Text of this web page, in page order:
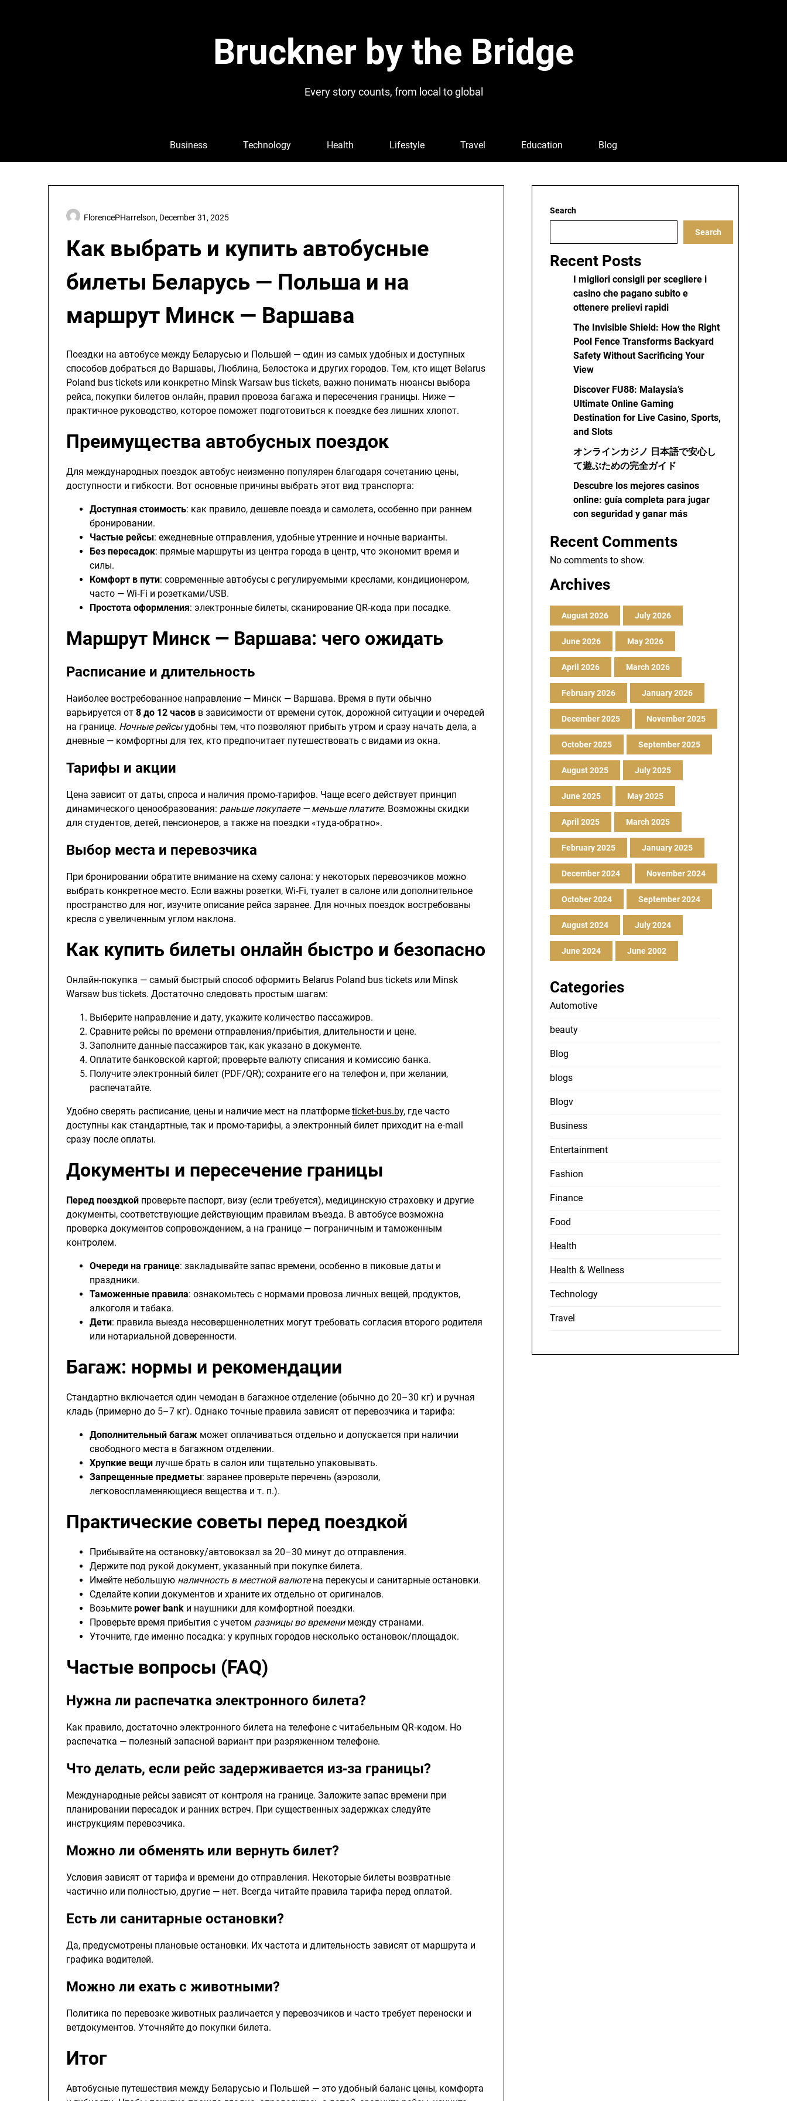
Bruckner by the Bridge
Every story counts, from local to global
Business Technology Health Lifestyle Travel Education Blog
Как выбрать и купить автобусные
билеты Беларусь — Польша и на
маршрут Минск — Варшава
FlorencePHarrelson, December 31, 2025
Поездки на автобусе между Беларусью и Польшей — один из самых удобных и доступных
способов добраться до Варшавы, Люблина, Белостока и других городов. Тем, кто ищет Belarus
Poland bus tickets или конкретно Minsk Warsaw bus tickets, важно понимать нюансы выбора
рейса, покупки билетов онлайн, правил провоза багажа и пересечения границы. Ниже —
практичное руководство, которое поможет подготовиться к поездке без лишних хлопот.
Преимущества автобусных поездок
Для международных поездок автобус неизменно популярен благодаря сочетанию цены,
доступности и гибкости. Вот основные причины выбрать этот вид транспорта:
Доступная стоимость: как правило, дешевле поезда и самолета, особенно при раннем
бронировании.
Частые рейсы: ежедневные отправления, удобные утренние и ночные варианты.
Без пересадок: прямые маршруты из центра города в центр, что экономит время и
силы.
Комфорт в пути: современные автобусы с регулируемыми креслами, кондиционером,
часто — Wi‑Fi и розетками/USB.
Простота оформления: электронные билеты, сканирование QR‑кода при посадке.
Маршрут Минск — Варшава: чего ожидать
Расписание и длительность
Наиболее востребованное направление — Минск — Варшава. Время в пути обычно
варьируется от 8 до 12 часов в зависимости от времени суток, дорожной ситуации и очередей
на границе. Ночные рейсыудобны тем, что позволяют прибыть утром и сразу начать дела, а
дневные — комфортны для тех, кто предпочитает путешествовать с видами из окна.
Тарифы и акции
Цена зависит от даты, спроса и наличия промо-тарифов. Чаще всего действует принцип
динамического ценообразования: раньше покупаете — меньше платите. Возможны скидки
для студентов, детей, пенсионеров, а также на поездки «туда-обратно».
Выбор места и перевозчика
При бронировании обратите внимание на схему салона: у некоторых перевозчиков можно
выбрать конкретное место. Если важны розетки, Wi‑Fi, туалет в салоне или дополнительное
пространство для ног, изучите описание рейса заранее. Для ночных поездок востребованы
кресла с увеличенным углом наклона.
Как купить билеты онлайн быстро и безопасно
Онлайн-покупка — самый быстрый способ оформить Belarus Poland bus tickets или Minsk
Warsaw bus tickets. Достаточно следовать простым шагам:
Выберите направление и дату, укажите количество пассажиров.
Сравните рейсы по времени отправления/прибытия, длительности и цене.
Заполните данные пассажиров так, как указано в документе.
Оплатите банковской картой; проверьте валюту списания и комиссию банка.
Получите электронный билет (PDF/QR); сохраните его на телефон и, при желании,
распечатайте.
Удобно сверять расписание, цены и наличие мест на платформе ticket-bus.by, где часто
доступны как стандартные, так и промо-тарифы, а электронный билет приходит на e‑mail
сразу после оплаты.
Документы и пересечение границы
Перед поездкой проверьте паспорт, визу (если требуется), медицинскую страховку и другие
документы, соответствующие действующим правилам въезда. В автобусе возможна
проверка документов сопровождением, а на границе — пограничным и таможенным
контролем.
Очереди на границе: закладывайте запас времени, особенно в пиковые даты и
праздники.
Таможенные правила: ознакомьтесь с нормами провоза личных вещей, продуктов,
алкоголя и табака.
Дети: правила выезда несовершеннолетних могут требовать согласия второго родителя
или нотариальной доверенности.
Багаж: нормы и рекомендации
Стандартно включается один чемодан в багажное отделение (обычно до 20–30 кг) и ручная
кладь (примерно до 5–7 кг). Однако точные правила зависят от перевозчика и тарифа:
Дополнительный багаж может оплачиваться отдельно и допускается при наличии
свободного места в багажном отделении.
Хрупкие вещи лучше брать в салон или тщательно упаковывать.
Запрещенные предметы: заранее проверьте перечень (аэрозоли,
легковоспламеняющиеся вещества и т. п.).
Практические советы перед поездкой
Прибывайте на остановку/автовокзал за 20–30 минут до отправления.
Держите под рукой документ, указанный при покупке билета.
Имейте небольшую наличность в местной валютена перекусы и санитарные остановки.
Сделайте копии документов и храните их отдельно от оригиналов.
Возьмите power bank и наушники для комфортной поездки.
Проверьте время прибытия с учетом разницы во временимежду странами.
Уточните, где именно посадка: у крупных городов несколько остановок/площадок.
Частые вопросы (FAQ)
Нужна ли распечатка электронного билета?
Как правило, достаточно электронного билета на телефоне с читабельным QR‑кодом. Но
распечатка — полезный запасной вариант при разряженном телефоне.
Что делать, если рейс задерживается из‑за границы?
Международные рейсы зависят от контроля на границе. Заложите запас времени при
планировании пересадок и ранних встреч. При существенных задержках следуйте
инструкциям перевозчика.
Можно ли обменять или вернуть билет?
Условия зависят от тарифа и времени до отправления. Некоторые билеты возвратные
частично или полностью, другие — нет. Всегда читайте правила тарифа перед оплатой.
Есть ли санитарные остановки?
Да, предусмотрены плановые остановки. Их частота и длительность зависят от маршрута и
графика водителей.
Можно ли ехать с животными?
Политика по перевозке животных различается у перевозчиков и часто требует переноски и
ветдокументов. Уточняйте до покупки билета.
Итог
Автобусные путешествия между Беларусью и Польшей — это удобный баланс цены, комфорта
Search
Search
Recent Posts
I migliori consigli per scegliere i
casino che pagano subito e
ottenere prelievi rapidi
The Invisible Shield: How the Right
Pool Fence Transforms Backyard
Safety Without Sacrificing Your
View
Discover FU88: Malaysia’s
Ultimate Online Gaming
Destination for Live Casino, Sports,
and Slots
オンラインカジノ 日本語で安心し
て遊ぶための完全ガイド
Descubre los mejores casinos
online: guía completa para jugar
con seguridad y ganar más
Recent Comments
No comments to show.
Archives
August 2026 July 2026
June 2026 May 2026
April 2026 March 2026
February 2026 January 2026
December 2025 November 2025
October 2025 September 2025
August 2025 July 2025
June 2025 May 2025
April 2025 March 2025
February 2025 January 2025
December 2024 November 2024
October 2024 September 2024
August 2024 July 2024
June 2024 June 2002
Categories
Automotive
beauty
Blog
blogs
Blogv
Business
Entertainment
Fashion
Finance
Food
Health
Health & Wellness
Technology
Travel